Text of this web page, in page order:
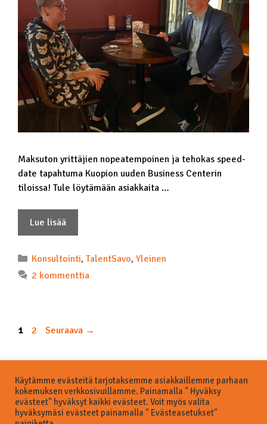
Maksuton yrittäjien nopeatempoinen ja tehokas speed-
date tapahtuma Kuopion uuden Business Centerin
tiloissa! Tule löytämään asiakkaita …
Lue lisää
Konsultointi, TalentSavo, Yleinen
2 kommenttia
1 2 Seuraava →
© 2026 Business Savo Oy
Käytämme evästeitä tarjotaksemme asiakkaillemme parhaan
kokemuksen verkkosivuillamme. Painamalla " Hyväksy
evästeet" hyväksyt kaikki evästeet. Voit myös valita
hyväksymäsi evästeet painamalla " Evästeasetukset"
Kysyttävää? Need help?